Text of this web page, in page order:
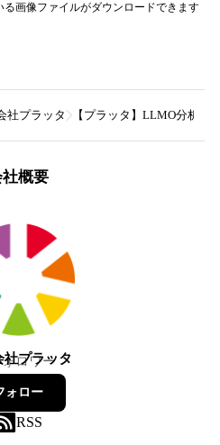
画像ファイルがダウンロードできます
社プラッタ 【プラッタ】LLMO分析ツ
概要
社プラッタ
ロワー
ォロー
RSS